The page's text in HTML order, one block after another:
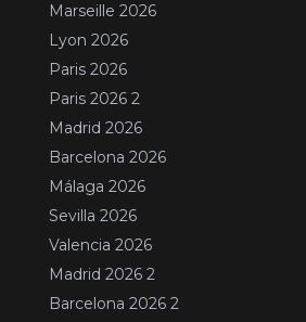
Marseille 2026
Lyon 2026
Paris 2026
Paris 2026 2
Madrid 2026
Barcelona 2026
Málaga 2026
Sevilla 2026
Valencia 2026
Madrid 2026 2
Barcelona 2026 2